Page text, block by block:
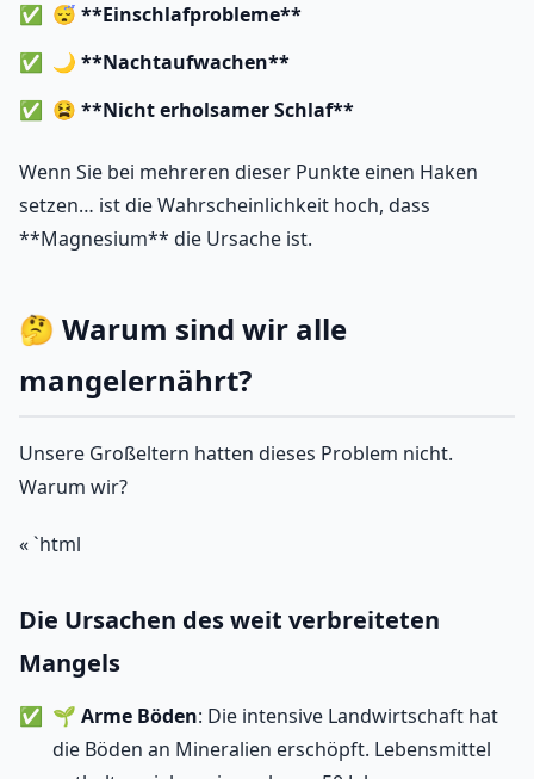
😴 **Einschlafprobleme**
🌙 **Nachtaufwachen**
😫 **Nicht erholsamer Schlaf**
Wenn Sie bei mehreren dieser Punkte einen Haken
setzen… ist die Wahrscheinlichkeit hoch, dass
**Magnesium** die Ursache ist.
🤔 Warum sind wir alle
mangelernährt?
Unsere Großeltern hatten dieses Problem nicht.
Warum wir?
« `html
Die Ursachen des weit verbreiteten
Mangels
🌱 Arme Böden: Die intensive Landwirtschaft hat
die Böden an Mineralien erschöpft. Lebensmittel